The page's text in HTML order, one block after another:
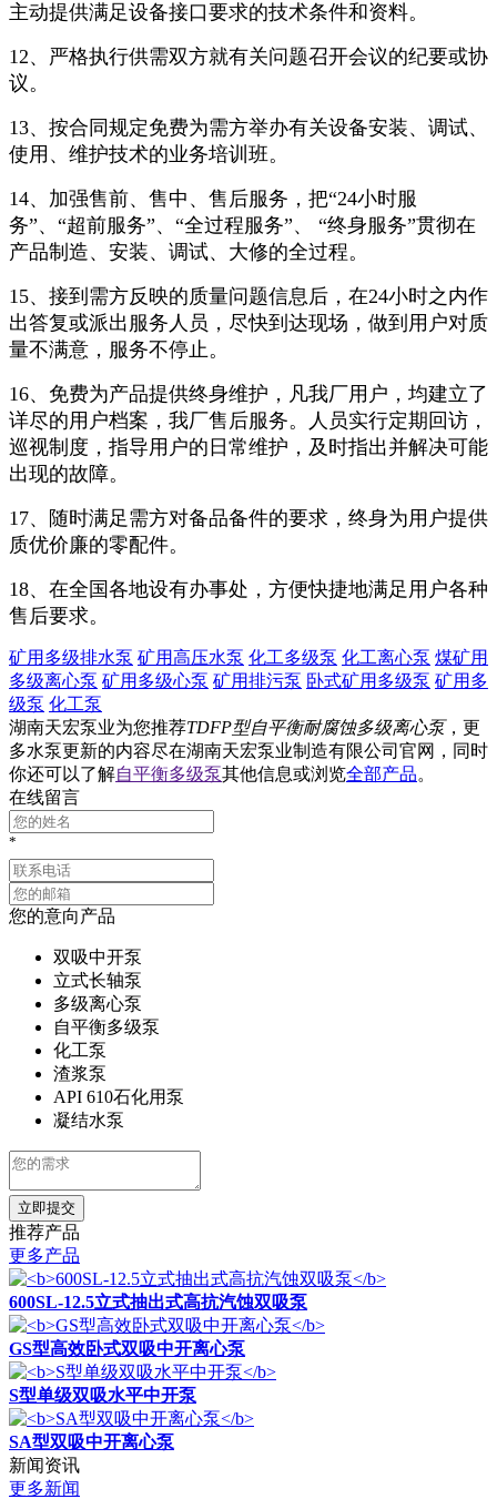
主动提供满足设备接口要求的技术条件和资料。
12、严格执行供需双方就有关问题召开会议的纪要或协
议。
13、按合同规定免费为需方举办有关设备安装、调试、
使用、维护技术的业务培训班。
14、加强售前、售中、售后服务，把“24小时服
务”、“超前服务”、“全过程服务”、 “终身服务”贯彻在
产品制造、安装、调试、大修的全过程。
15、接到需方反映的质量问题信息后，在24小时之内作
出答复或派出服务人员，尽快到达现场，做到用户对质
量不满意，服务不停止。
16、免费为产品提供终身维护，凡我厂用户，均建立了
详尽的用户档案，我厂售后服务。人员实行定期回访，
巡视制度，指导用户的日常维护，及时指出并解决可能
出现的故障。
17、随时满足需方对备品备件的要求，终身为用户提供
质优价廉的零配件。
18、在全国各地设有办事处，方便快捷地满足用户各种
售后要求。
矿用多级排水泵 矿用高压水泵 化工多级泵 化工离心泵 煤矿用
多级离心泵 矿用多级心泵 矿用排污泵 卧式矿用多级泵 矿用多
级泵 化工泵
湖南天宏泵业为您推荐TDFP型自平衡耐腐蚀多级离心泵，更
多水泵更新的内容尽在湖南天宏泵业制造有限公司官网，同时
你还可以了解自平衡多级泵其他信息或浏览全部产品。
在线留言
*
您的意向产品
双吸中开泵
立式长轴泵
多级离心泵
自平衡多级泵
化工泵
渣浆泵
API 610石化用泵
凝结水泵
立即提交
推荐产品
更多产品
600SL-12.5立式抽出式高抗汽蚀双吸泵
GS型高效卧式双吸中开离心泵
S型单级双吸水平中开泵
SA型双吸中开离心泵
新闻资讯
更多新闻